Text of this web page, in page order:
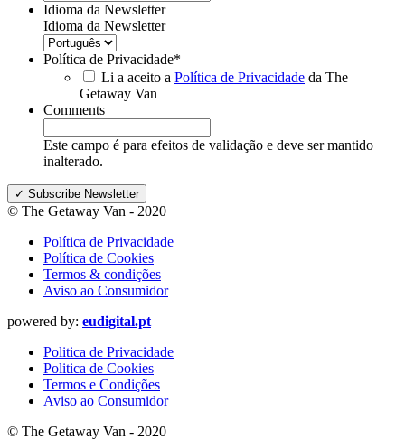
Idioma da Newsletter
Idioma da Newsletter
Política de Privacidade*
Li a aceito a Política de Privacidade da The
Getaway Van
Comments
Este campo é para efeitos de validação e deve ser mantido
inalterado.
© The Getaway Van - 2020
Política de Privacidade
Política de Cookies
Termos & condições
Aviso ao Consumidor
powered by: eudigital.pt
Politica de Privacidade
Politica de Cookies
Termos e Condições
Aviso ao Consumidor
© The Getaway Van - 2020